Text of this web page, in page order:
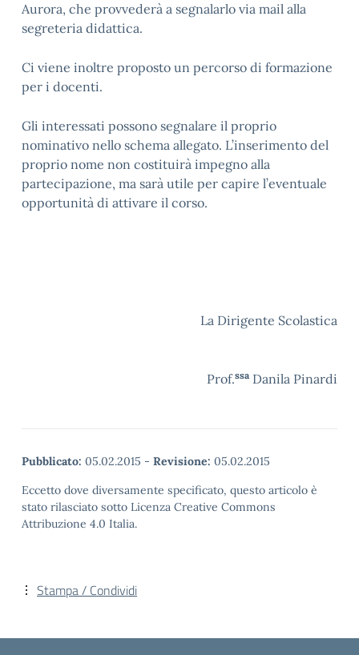
Aurora, che provvederà a segnalarlo via mail alla
segreteria didattica.
Ci viene inoltre proposto un percorso di formazione
per i docenti.
Gli interessati possono segnalare il proprio
nominativo nello schema allegato. L’inserimento del
proprio nome non costituirà impegno alla
partecipazione, ma sarà utile per capire l’eventuale
opportunità di attivare il corso.
La Dirigente Scolastica
Prof.ssa Danila Pinardi
Pubblicato: 05.02.2015 - Revisione: 05.02.2015
Eccetto dove diversamente specificato, questo articolo è
stato rilasciato sotto Licenza Creative Commons
Attribuzione 4.0 Italia.
Stampa / Condividi